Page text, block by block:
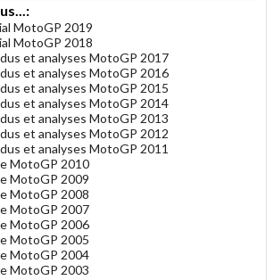
MotoGP 2019
MotoGP 2018
et analyses MotoGP 2017
et analyses MotoGP 2016
et analyses MotoGP 2015
et analyses MotoGP 2014
et analyses MotoGP 2013
et analyses MotoGP 2012
et analyses MotoGP 2011
MotoGP 2010
MotoGP 2009
MotoGP 2008
MotoGP 2007
MotoGP 2006
MotoGP 2005
MotoGP 2004
MotoGP 2003